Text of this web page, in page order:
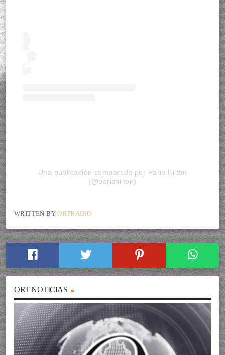
Una publicación compartida por Paris Hilton
(@parishilton)
WRITTEN BYORTRADIO
ORT NOTICIAS